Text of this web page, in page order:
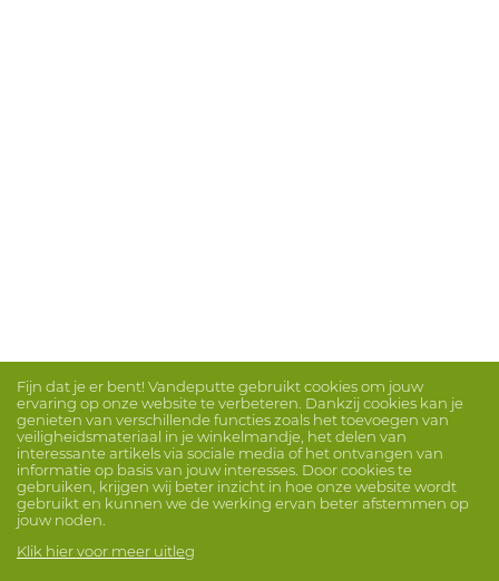
Fijn dat je er bent! Vandeputte gebruikt cookies om jouw
ervaring op onze website te verbeteren. Dankzij cookies kan je
genieten van verschillende functies zoals het toevoegen van
veiligheidsmateriaal in je winkelmandje, het delen van
interessante artikels via sociale media of het ontvangen van
informatie op basis van jouw interesses. Door cookies te
gebruiken, krijgen wij beter inzicht in hoe onze website wordt
gebruikt en kunnen we de werking ervan beter afstemmen op
jouw noden.
Klik hier voor meer uitleg